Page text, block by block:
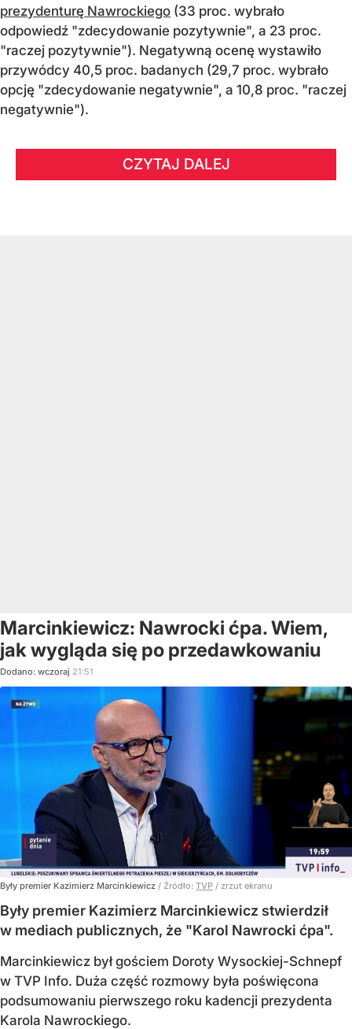
prezydenturę Nawrockiego (33 proc. wybrało
odpowiedź "zdecydowanie pozytywnie", a 23 proc.
"raczej pozytywnie"). Negatywną ocenę wystawiło
przywódcy 40,5 proc. badanych (29,7 proc. wybrało
opcję "zdecydowanie negatywnie", a 10,8 proc. "raczej
negatywnie").
CZYTAJ DALEJ
Marcinkiewicz: Nawrocki ćpa. Wiem,
jak wygląda się po przedawkowaniu
Dodano: wczoraj 21:51
Były premier Kazimierz Marcinkiewicz / Źródło: TVP / zrzut ekranu
Były premier Kazimierz Marcinkiewicz stwierdził
w mediach publicznych, że "Karol Nawrocki ćpa".
Marcinkiewicz był gościem Doroty Wysockiej-Schnepf
w TVP Info. Duża część rozmowy była poświęcona
podsumowaniu pierwszego roku kadencji prezydenta
Karola Nawrockiego.